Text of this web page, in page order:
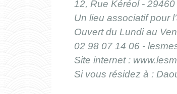
12, Rue Kéréol - 29460
Un lieu associatif pour
Ouvert du Lundi au
02 98 07 14 06 -
Site internet :
Si vous résidez à :